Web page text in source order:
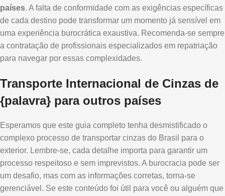
países. A falta de conformidade com as exigências específicas
de cada destino pode transformar um momento já sensível em
uma experiência burocrática exaustiva. Recomenda-se sempre
a contratação de profissionais especializados em repatriação
para navegar por essas complexidades.
Transporte Internacional de Cinzas de
{palavra} para outros países
Esperamos que este guia completo tenha desmistificado o
complexo processo de transportar cinzas do Brasil para o
exterior. Lembre-se, cada detalhe importa para garantir um
processo respeitoso e sem imprevistos. A burocracia pode ser
um desafio, mas com as informações corretas, torna-se
gerenciável. Se este conteúdo foi útil para você ou alguém que